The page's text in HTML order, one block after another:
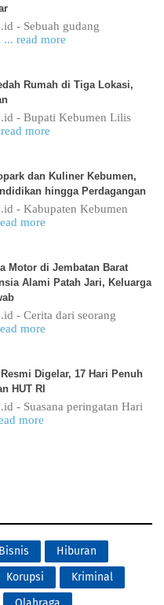
- Sebuah gudang
... read more
Rumah di Tiga Lokasi,
- Bupati Kebumen Lilis
more
dan Kuliner Kebumen,
hingga Perdagangan
- Kabupaten Kebumen
more
Motor di Jembatan Barat
Alami Patah Jari, Keluarga
- Cerita dari seorang
more
Digelar, 17 Hari Penuh
HUT RI
- Suasana peringatan Hari
more
Hiburan
Korupsi
Kriminal